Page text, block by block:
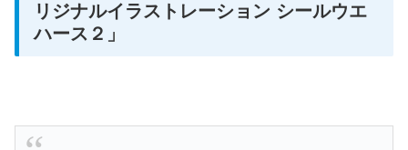
リジナルイラストレーション シールウエ
ハース２」